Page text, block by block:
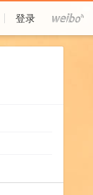
登录